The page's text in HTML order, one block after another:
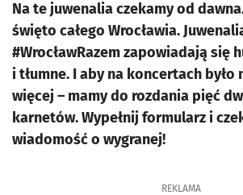
Na te juwenalia czekamy od
święto całego Wrocławia.
#WrocławRazem zapowiadają się
i tłumne. I aby na koncertach było
więcej – mamy do rozdania pięć
karnetów. Wypełnij formularz i
wiadomość o wygranej!
REKLAMA